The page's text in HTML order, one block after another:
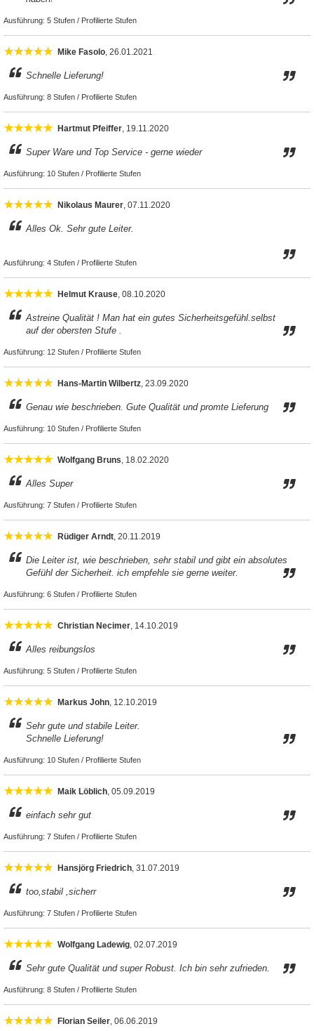
Ausführung: 5 Stufen / Profilierte Stufen
Mike Fasolo, 26.01.2021
Schnelle Lieferung!
Ausführung: 8 Stufen / Profilierte Stufen
Hartmut Pfeiffer, 19.11.2020
Super Ware und Top Service - gerne wieder
Ausführung: 10 Stufen / Profilierte Stufen
Nikolaus Maurer, 07.11.2020
Alles Ok. Sehr gute Leiter.
Ausführung: 4 Stufen / Profilierte Stufen
Helmut Krause, 08.10.2020
Astreine Qualität ! Man hat ein gutes Sicherheitsgefühl.selbst
auf der obersten Stufe .
Ausführung: 12 Stufen / Profilierte Stufen
Hans-Martin Wilbertz, 23.09.2020
Genau wie beschrieben. Gute Qualität und promte Lieferung
Ausführung: 10 Stufen / Profilierte Stufen
Wolfgang Bruns, 18.02.2020
Alles Super
Ausführung: 7 Stufen / Profilierte Stufen
Rüdiger Arndt, 20.11.2019
Die Leiter ist, wie beschrieben, sehr stabil und gibt ein absolutes
Gefühl der Sicherheit. ich empfehle sie gerne weiter.
Ausführung: 6 Stufen / Profilierte Stufen
Christian Necimer, 14.10.2019
Alles reibungslos
Ausführung: 5 Stufen / Profilierte Stufen
Markus John, 12.10.2019
Sehr gute und stabile Leiter.
Schnelle Lieferung!
Ausführung: 10 Stufen / Profilierte Stufen
Maik Löblich, 05.09.2019
einfach sehr gut
Ausführung: 7 Stufen / Profilierte Stufen
Hansjörg Friedrich, 31.07.2019
too,stabil ,sicherr
Ausführung: 7 Stufen / Profilierte Stufen
Wolfgang Ladewig, 02.07.2019
Sehr gute Qualität und super Robust. Ich bin sehr zufrieden.
Ausführung: 8 Stufen / Profilierte Stufen
Florian Seiler, 06.06.2019